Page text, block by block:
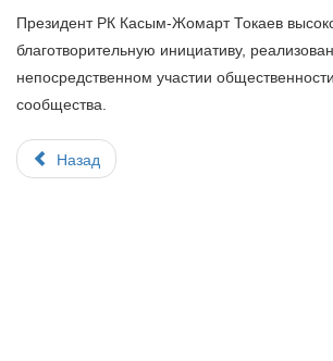
Президент РК Касым-Жомарт Токаев
благотворительную инициативу,
непосредственном участии
сообщества.
Назад